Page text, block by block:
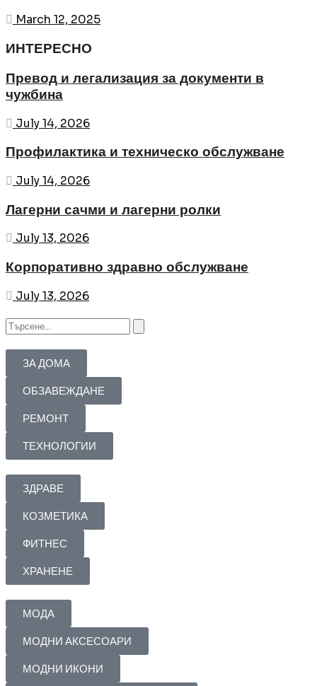
March 12, 2025
ИНТЕРЕСНО
Превод и легализация за документи в
чужбина
July 14, 2026
Профилактика и техническо обслужване
July 14, 2026
Лагерни сачми и лагерни ролки
July 13, 2026
Корпоративно здравно обслужване
July 13, 2026
ЗА ДОМА
ОБЗАВЕЖДАНЕ
РЕМОНТ
ТЕХНОЛОГИИ
ЗДРАВЕ
КОЗМЕТИКА
ФИТНЕС
ХРАНЕНЕ
МОДА
МОДНИ АКСЕСОАРИ
МОДНИ ИКОНИ